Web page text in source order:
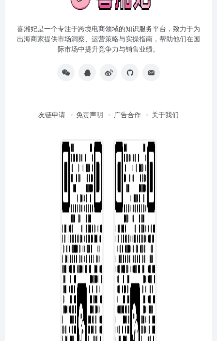
喜湘妃是一个专注于跨境电商领域的知识服务平台，致力于为
出海商家提供市场洞察、运营策略与实操指南，帮助他们在国
际市场中提升竞争力与销售业绩。
友链申请 免责声明 广告合作 关于我们